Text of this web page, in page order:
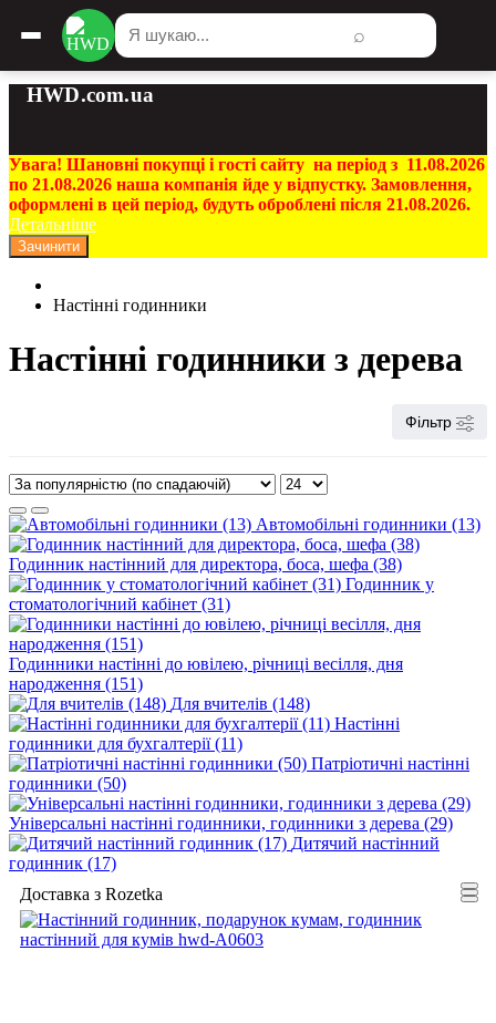
⌕
HWD.com.ua
Увага! Шановні покупці і гості сайту на період з 11.08.2026
по 21.08.2026 наша компанія йде у відпустку. Замовлення,
оформлені в цей період, будуть оброблені після 21.08.2026.
Детальніше
Зачинити
Настінні годинники
Настінні годинники з дерева
Фільтр
Автомобільні годинники (13)
Годинник настінний для директора, боса, шефа (38)
Годинник у
стоматологічний кабінет (31)
Годинники настінні до ювілею, річниці весілля, дня
народження (151)
Для вчителів (148)
Настінні
годинники для бухгалтерії (11)
Патріотичні настінні
годинники (50)
Універсальні настінні годинники, годинники з дерева (29)
Дитячий настінний
годинник (17)
Доставка з Rozetka